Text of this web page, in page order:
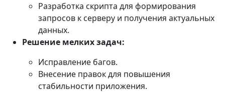
Разработка скрипта для формирования
запросов к серверу и получения актуальных
данных.
Решение мелких задач:
Исправление багов.
Внесение правок для повышения
стабильности приложения.